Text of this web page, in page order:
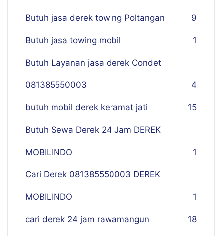
Butuh jasa derek towing Poltangan 9
Butuh jasa towing mobil 1
Butuh Layanan jasa derek Condet
081385550003 4
butuh mobil derek keramat jati 15
Butuh Sewa Derek 24 Jam DEREK
MOBILINDO 1
Cari Derek 081385550003 DEREK
MOBILINDO 1
cari derek 24 jam rawamangun 18